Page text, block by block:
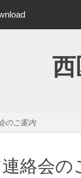
のご案内
絡会の